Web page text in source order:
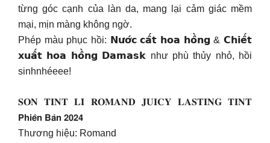
từng góc cạnh của làn da, mang lại cảm giác mềm
mại, mịn màng không ngờ.
Phép màu phục hồi: 𝗡𝘂̛𝗼̛́𝗰 𝗰𝗮̂́𝘁 𝗵𝗼𝗮 𝗵𝗼̂̀𝗻𝗴 & 𝗖𝗵𝗶𝗲̂́𝘁
𝘅𝘂𝗮̂́𝘁 𝗵𝗼𝗮 𝗵𝗼̂̀𝗻𝗴 𝗗𝗮𝗺𝗮𝘀𝗸 như phù thủy nhỏ, hồi
sinhnhéeee!
𝐒𝐎𝐍 𝐓𝐈𝐍𝐓 𝐋𝐈̀ 𝐑𝐎𝐌𝐀𝐍𝐃 𝐉𝐔𝐈𝐂𝐘 𝐋𝐀𝐒𝐓𝐈𝐍𝐆 𝐓𝐈𝐍𝐓
𝗣𝗵𝗶𝗲̂𝗻 𝗕𝗮̉𝗻 𝟮𝟬𝟮𝟰
Thương hiệu: Romand